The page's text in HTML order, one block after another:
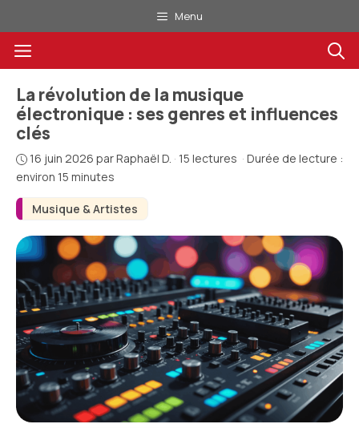
au
contenu
Menu
Menu
Musique & Artistes
La révolution de la musique
électronique : ses genres et influences
clés
16 juin 2026 parRaphaël D. · 15 lectures · Durée de lecture :
environ 15 minutes